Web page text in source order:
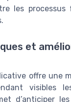
les processus
et
offre une
visibles
d’anticiper